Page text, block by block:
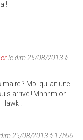
!
le dim 25/08/2013 à
? Moi qui ait une
arrivé ! Mhhhm on
!
25/08/2013 à 17h56